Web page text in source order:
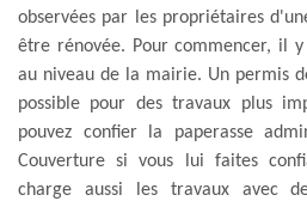
observées par les propriétaires
être rénovée. Pour commencer, il
au niveau de la mairie. Un permis
possible pour des travaux plus
pouvez confier la paperasse
Couverture si vous lui faites
charge aussi les travaux avec